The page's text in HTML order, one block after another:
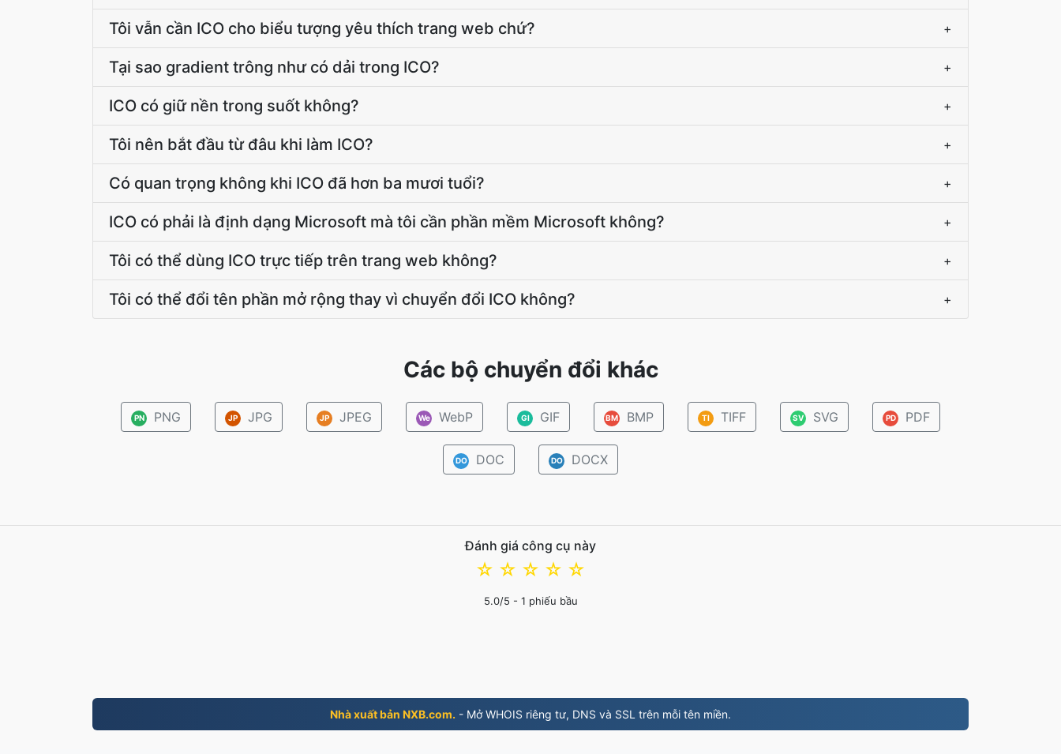
Tôi vẫn cần ICO cho biểu tượng yêu thích trang web chứ? +
Tại sao gradient trông như có dải trong ICO? +
ICO có giữ nền trong suốt không? +
Tôi nên bắt đầu từ đâu khi làm ICO? +
Có quan trọng không khi ICO đã hơn ba mươi tuổi? +
ICO có phải là định dạng Microsoft mà tôi cần phần mềm Microsoft không? +
Tôi có thể dùng ICO trực tiếp trên trang web không? +
Tôi có thể đổi tên phần mở rộng thay vì chuyển đổi ICO không? +
Các bộ chuyển đổi khác
PN PNG JP JPG JP JPEG We WebP GI GIF BM BMP TI TIFF SV SVG PD PDF
DO DOC DO DOCX
Đánh giá công cụ này
☆
☆
☆
☆
☆
5.0/5 - 1 phiếu bầu
Nhà xuất bản NXB.com. - Mở WHOIS riêng tư, DNS và SSL trên mỗi tên miền.